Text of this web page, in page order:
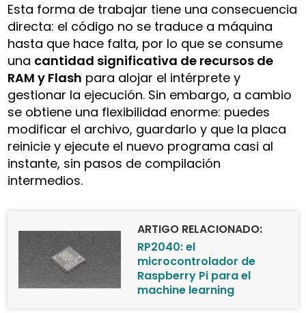
Esta forma de trabajar tiene una consecuencia
directa: el código no se traduce a máquina
hasta que hace falta, por lo que se consume
una cantidad significativa de recursos de
RAM y Flash para alojar el intérprete y
gestionar la ejecución. Sin embargo, a cambio
se obtiene una flexibilidad enorme: puedes
modificar el archivo, guardarlo y que la placa
reinicie y ejecute el nuevo programa casi al
instante, sin pasos de compilación
intermedios.
ARTIGO RELACIONADO:
RP2040: el
microcontrolador de
Raspberry Pi para el
machine learning